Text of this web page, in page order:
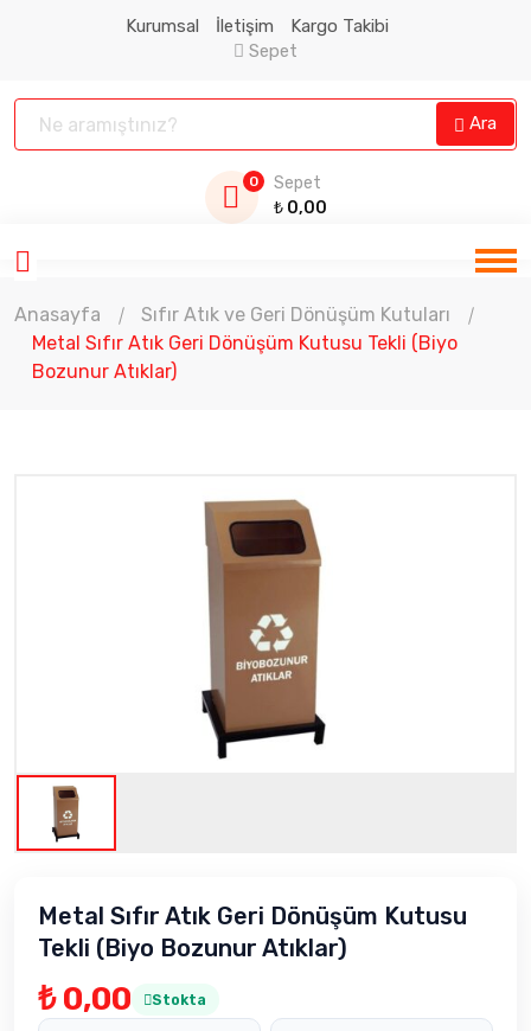
Kurumsal İletişim
Kargo Takibi
Sepet
Ara
0
Sepet
₺ 0,00
Anasayfa
Sıfır Atık ve Geri Dönüşüm Kutuları
Metal Sıfır Atık Geri Dönüşüm Kutusu Tekli (Biyo
Bozunur Atıklar)
Metal Sıfır Atık Geri Dönüşüm Kutusu
Tekli (Biyo Bozunur Atıklar)
₺ 0,00 Stokta